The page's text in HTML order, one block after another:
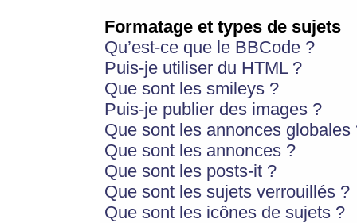
Formatage et types de sujets
Qu’est-ce que le BBCode ?
Puis-je utiliser du HTML ?
Que sont les smileys ?
Puis-je publier des images ?
Que sont les annonces globales
Que sont les annonces ?
Que sont les posts-it ?
Que sont les sujets verrouillés ?
Que sont les icônes de sujets ?